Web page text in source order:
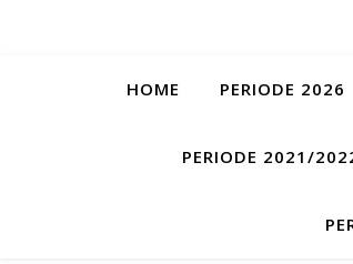
HOME PERIODE 2026
PERIODE 2021/